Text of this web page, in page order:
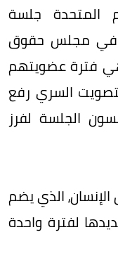
المتحدة جلسة
انتخاب 14 عضواً في مجلس حقوق
فترة عضويتهم
السري رفع
الجلسة لفرز
الذي يضم
لفترة واحدة